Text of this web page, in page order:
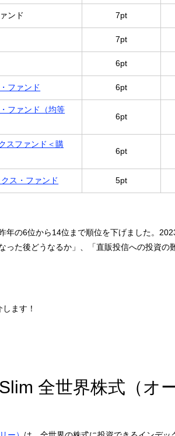
ンド 7pt
7pt
6pt
ファンド 6pt
ファンド（均等
6pt
スファンド＜購
6pt
ス・ファンド 5pt
年の6位から14位まで順位を下げました。
った後どうなるか」、「直販投信への投資の
ます！
全世界株式（オ